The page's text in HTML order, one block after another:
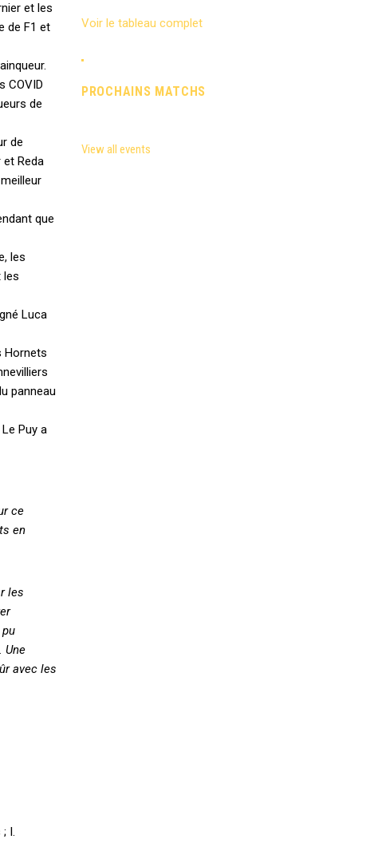
et les
de F1 et
COVID
de
de
Reda
que
les
les
Luca
Hornets
panneau
Puy a
ce
en
les
Une
avec les
I.
Voir le tableau complet
PROCHAINS MATCHS
View all events